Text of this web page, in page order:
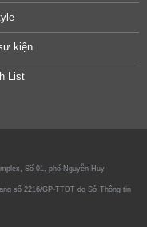
kiện
List
Số 01, phố Nguyễn Huy
số 2216/GP-TTĐT do Sở Thông tin